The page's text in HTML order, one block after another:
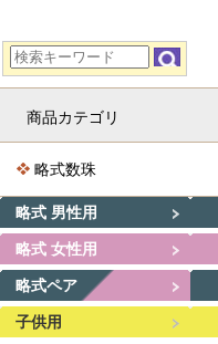
商品カテゴリ
略式数珠
略式 男性用
略式 女性用
略式ペア
子供用